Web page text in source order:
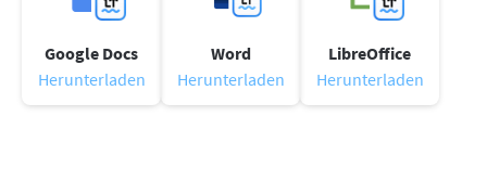
Google Docs
Herunterladen
Word
Herunterladen
LibreOffice
Herunterladen